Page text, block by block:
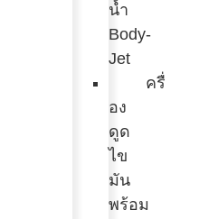
น้ำ
Body-
Jet
ครื่
อง
ดูด
ไข
มัน
พร้อม